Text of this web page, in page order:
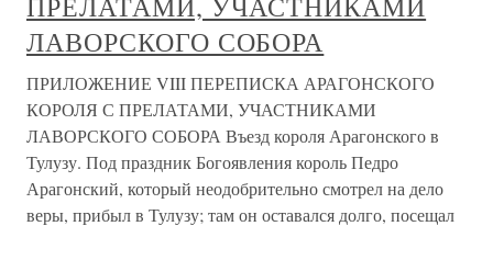
ЛАВОРСКОГО СОБОРА
ПРИЛОЖЕНИЕ VIII ПЕРЕПИСКА АРАГОНСКОГО
КОРОЛЯ С ПРЕЛАТАМИ, УЧАСТНИКАМИ
ЛАВОРСКОГО СОБОРА Въезд короля Арагонского в
Тулузу. Под праздник Богоявления король Педро
Арагонский, который неодобрительно смотрел на дело
веры, прибыл в Тулузу; там он оставался долго, посещал